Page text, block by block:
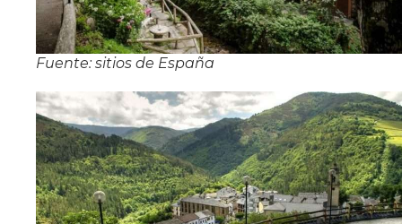
Fuente: sitios de España